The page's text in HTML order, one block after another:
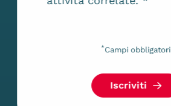
*Campi obbligatori
Iscriviti